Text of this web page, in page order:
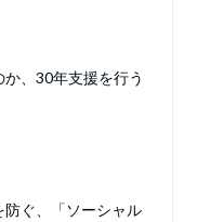
、30年支援を行う
ぐ、「ソーシャル